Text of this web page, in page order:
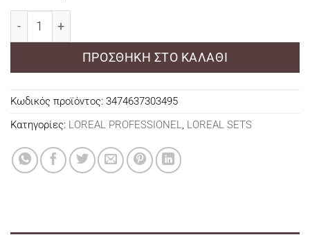
ΠΡΟΣΘΉΚΗ ΣΤΟ ΚΑΛΆΘΙ
Κωδικός προϊόντος: 3474637303495
Κατηγορίες: LOREAL PROFESSIONEL, LOREAL SETS